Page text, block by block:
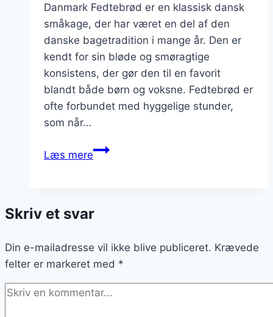
Danmark Fedtebrød er en klassisk dansk
småkage, der har været en del af den
danske bagetradition i mange år. Den er
kendt for sin bløde og smøragtige
konsistens, der gør den til en favorit
blandt både børn og voksne. Fedtebrød er
ofte forbundet med hyggelige stunder,
som når…
Læs mereSpicy
Skriv et svar
Din e-mailadresse vil ikke blive publiceret. Krævede
felter er markeret med *